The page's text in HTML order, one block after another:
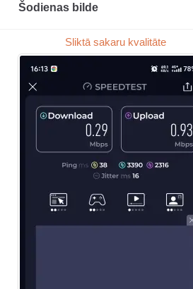
Šodienas bilde
Sliktā sakaru kvalitāte